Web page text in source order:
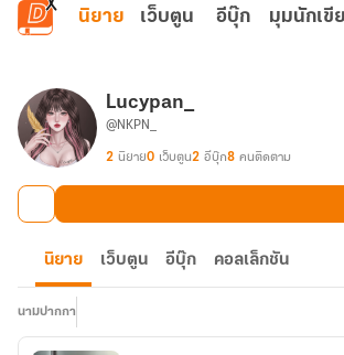
ข้ามไปยังเนื้อหาหลัก
นิยาย เว็บตูน อีบุ๊ก มุมนักเขี
Lucypan_
@NKPN_
2 นิยาย0 เว็บตูน2 อีบุ๊ก8 คนติดตาม
นิยาย เว็บตูน อีบุ๊ก คอลเล็กชัน
นามปากกา